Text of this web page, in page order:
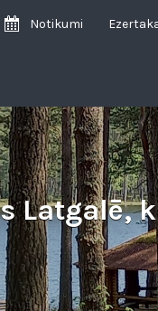
Notikumi
Latgalē,